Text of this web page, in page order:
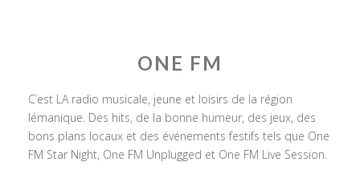
ONE FM
C’est LA radio musicale, jeune et loisirs de la région
lémanique. Des hits, de la bonne humeur, des jeux, des
bons plans locaux et des événements festifs tels que One
FM Star Night, One FM Unplugged et One FM Live Session.